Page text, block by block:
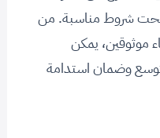
شروط مناسبة. من
موثوقين، يمكن
وضمان استدامة